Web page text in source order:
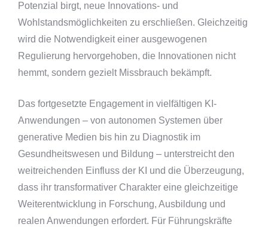
Potenzial birgt, neue Innovations- und
Wohlstandsmöglichkeiten zu erschließen. Gleichzeitig
wird die Notwendigkeit einer ausgewogenen
Regulierung hervorgehoben, die Innovationen nicht
hemmt, sondern gezielt Missbrauch bekämpft.
Das fortgesetzte Engagement in vielfältigen KI-
Anwendungen – von autonomen Systemen über
generative Medien bis hin zu Diagnostik im
Gesundheitswesen und Bildung – unterstreicht den
weitreichenden Einfluss der KI und die Überzeugung,
dass ihr transformativer Charakter eine gleichzeitige
Weiterentwicklung in Forschung, Ausbildung und
realen Anwendungen erfordert. Für Führungskräfte